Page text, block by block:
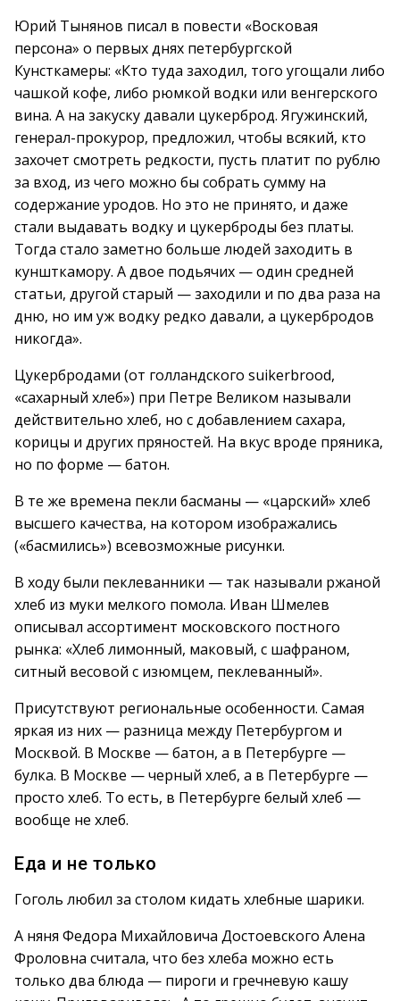
Юрий Тынянов писал в повести «Восковая
персона» о первых днях петербургской
Кунсткамеры: «Кто туда заходил, того угощали либо
чашкой кофе, либо рюмкой водки или венгерского
вина. А на закуску давали цукерброд. Ягужинский,
генерал-прокурор, предложил, чтобы всякий, кто
захочет смотреть редкости, пусть платит по рублю
за вход, из чего можно бы собрать сумму на
содержание уродов. Но это не принято, и даже
стали выдавать водку и цукерброды без платы.
Тогда стало заметно больше людей заходить в
куншткамору. А двое подьячих — один средней
статьи, другой старый — заходили и по два раза на
дню, но им уж водку редко давали, а цукербродов
никогда».
Цукербродами (от голландского suikerbrood,
«сахарный хлеб») при Петре Великом называли
действительно хлеб, но с добавлением сахара,
корицы и других пряностей. На вкус вроде пряника,
но по форме — батон.
В те же времена пекли басманы — «царский» хлеб
высшего качества, на котором изображались
(«басмились») всевозможные рисунки.
В ходу были пеклеванники — так называли ржаной
хлеб из муки мелкого помола. Иван Шмелев
описывал ассортимент московского постного
рынка: «Хлеб лимонный, маковый, с шафраном,
ситный весовой с изюмцем, пеклеванный».
Присутствуют региональные особенности. Самая
яркая из них — разница между Петербургом и
Москвой. В Москве — батон, а в Петербурге —
булка. В Москве — черный хлеб, а в Петербурге —
просто хлеб. То есть, в Петербурге белый хлеб —
вообще не хлеб.
Еда и не только
Гоголь любил за столом кидать хлебные шарики.
А няня Федора Михайловича Достоевского Алена
Фроловна считала, что без хлеба можно есть
только два блюда — пироги и гречневую кашу